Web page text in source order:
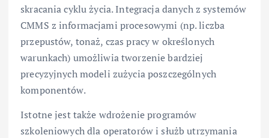
skracania cyklu życia. Integracja danych z systemów
CMMS z informacjami procesowymi (np. liczba
przepustów, tonaż, czas pracy w określonych
warunkach) umożliwia tworzenie bardziej
precyzyjnych modeli zużycia poszczególnych
komponentów.
Istotne jest także wdrożenie programów
szkoleniowych dla operatorów i służb utrzymania